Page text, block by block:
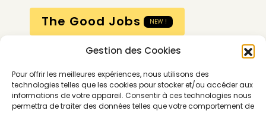
Gestion des Cookies
Pour offrir les meilleures expériences, nous utilisons des
technologies telles que les cookies pour stocker et/ou accéder aux
informations de votre appareil. Consentir à ces technologies nous
permettra de traiter des données telles que votre comportement de
The Good Jobs
NEW !
Compte
Calendrier
Contactez-nous